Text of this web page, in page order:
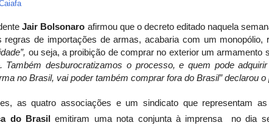
Jair Bolsonaro afirmou que o decreto editado naquela
de importações de armas, acabaria com um monopólio,
ou seja, a proibição de comprar no exterior um armamento
Também desburocratizamos o processo, e quem pode
no Brasil, vai poder também comprar fora do Brasil” declarou o
as quatro associações e um sindicato que representam
do Brasil emitiram uma nota conjunta à imprensa no dia